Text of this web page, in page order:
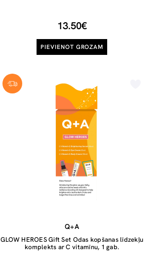
13.50€
PIEVIENOT GROZAM
Q+A
GLOW HEROES Gift Set Odas kopšanas līdzekļu
komplekts ar C vitamīnu, 1 gab.